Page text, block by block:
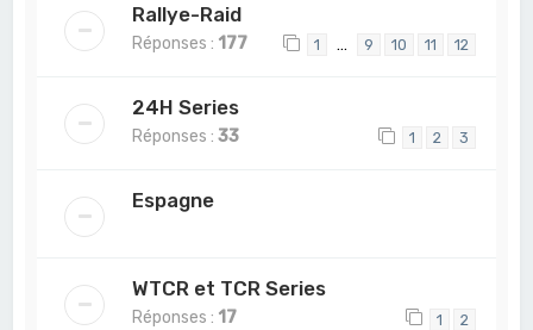
Rallye-Raid
Réponses : 177 1 … 9 10 11 12
24H Series
Réponses :33 1 2 3
Espagne
WTCR et TCR Series
Réponses : 17 1 2